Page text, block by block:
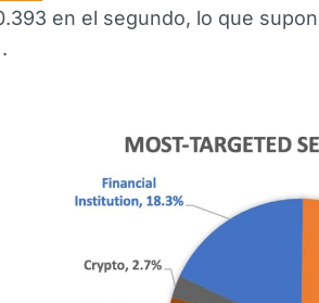
en el segundo, lo que